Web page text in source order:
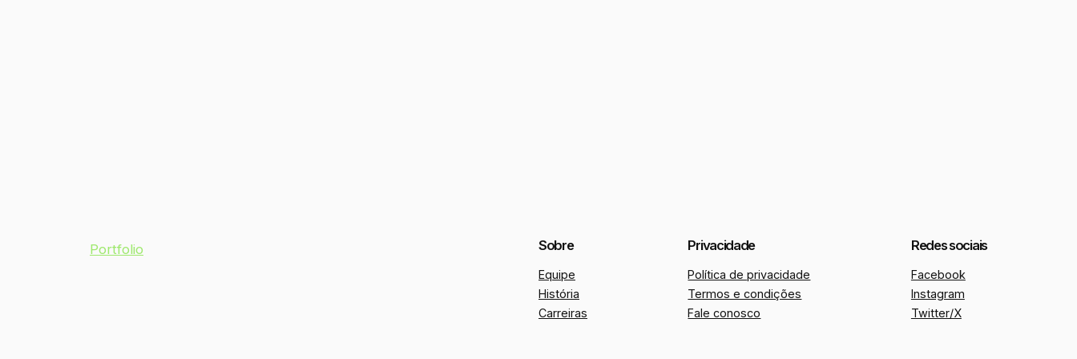
Portfolio Sobre
Equipe
História
Carreiras
Privacidade
Política de privacidade
Termos e condições
Fale conosco
Redes sociais
Facebook
Instagram
Twitter/X